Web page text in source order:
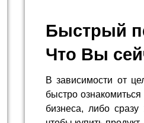
Быстрый
Что Вы
В зависимости от
быстро
бизнеса, либо